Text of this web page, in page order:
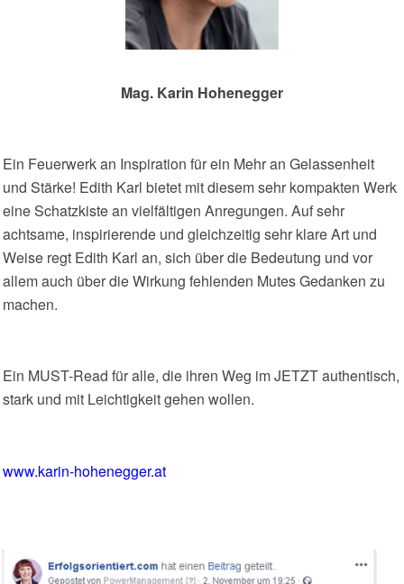
Mag. Karin Hohenegger
Ein Feuerwerk an Inspiration für ein Mehr an Gelassenheit
und Stärke! Edith Karl bietet mit diesem sehr kompakten Werk
eine Schatzkiste an vielfältigen Anregungen. Auf sehr
achtsame, inspirierende und gleichzeitig sehr klare Art und
Weise regt Edith Karl an, sich über die Bedeutung und vor
allem auch über die Wirkung fehlenden Mutes Gedanken zu
machen.
Ein MUST-Read für alle, die ihren Weg im JETZT authentisch,
stark und mit Leichtigkeit gehen wollen.
www.karin-hohenegger.at